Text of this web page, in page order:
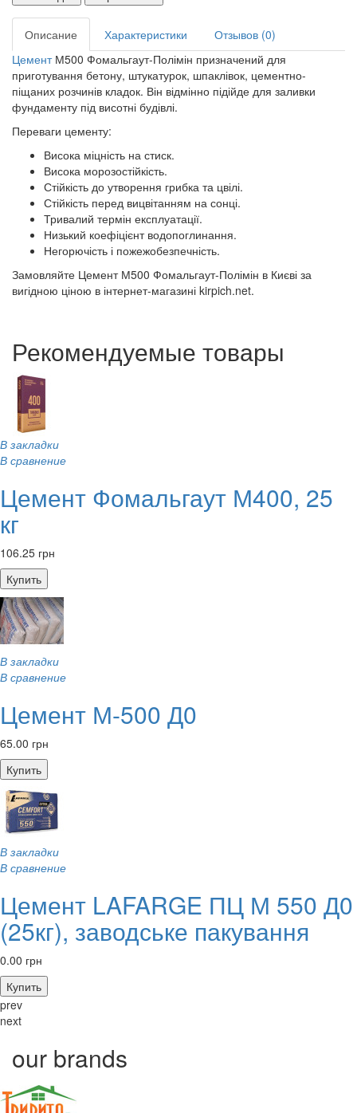
Описание Характеристики
Отзывов (0)
ЦементМ500 Фомальгаут-Полімін призначений для
приготування бетону, штукатурок, шпаклівок, цементно-
піщаних розчинів кладок. Він відмінно підійде для заливки
фундаменту під висотні будівлі.
Переваги цементу:
Висока міцність на стиск.
Висока морозостійкість.
Стійкість до утворення грибка та цвілі.
Стійкість перед вицвітанням на сонці.
Тривалий термін експлуатації.
Низький коефіцієнт водопоглинання.
Негорючість і пожежобезпечність.
Замовляйте Цемент М500 Фомальгаут-Полімін в Києві за
вигідною ціною в інтернет-магазині kirpich.net.
Рекомендуемые товары
В закладки
В сравнение
Цемент Фомальгаут М400, 25
кг
106.25 грн
Купить
В закладки
В сравнение
Цемент М-500 Д0
65.00 грн
Купить
В закладки
В сравнение
Цемент LAFARGE ПЦ М 550 Д0
(25кг), заводське пакування
0.00 грн
Купить
prev
next
our brands